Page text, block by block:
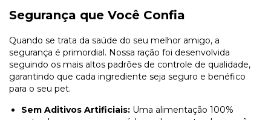
Segurança que Você Confia
Quando se trata da saúde do seu melhor amigo, a
segurança é primordial. Nossa ração foi desenvolvida
seguindo os mais altos padrões de controle de qualidade,
garantindo que cada ingrediente seja seguro e benéfico
para o seu pet.
Sem Aditivos Artificiais: Uma alimentação 100%